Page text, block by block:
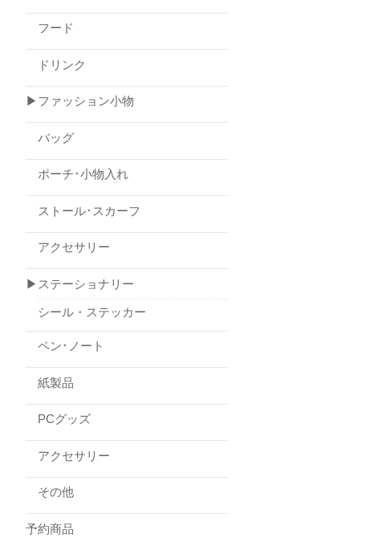
フード
ドリンク
▶ファッション小物
バッグ
ポーチ･小物入れ
ストール･スカーフ
アクセサリー
▶ステーショナリー
シール・ステッカー
ペン･ノート
紙製品
PCグッズ
アクセサリー
その他
予約商品